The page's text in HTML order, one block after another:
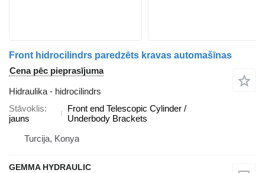
Front hidrocilindrs paredzēts kravas automašīnas
Cena pēc pieprasījuma
Hidraulika - hidrocilindrs
Stāvoklis
jauns
Front end Telescopic Cylinder /
Underbody Brackets
Turcija, Konya
GEMMA HYDRAULIC